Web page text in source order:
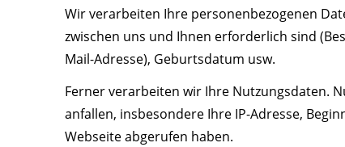
Wir verarbeiten Ihre personenbezogenen
zwischen uns und Ihnen erforderlich sind
Mail-Adresse), Geburtsdatum usw.
Ferner verarbeiten wir Ihre Nutzungsdaten.
anfallen, insbesondere Ihre IP-Adresse,
Webseite abgerufen haben.